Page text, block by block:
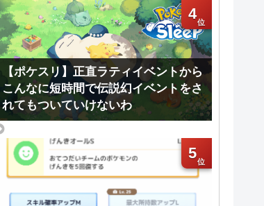
4
【ポケスリ】正直ラティイベントから
こんなに短時間で伝説幻イベントをさ
れてもついていけないわ
5